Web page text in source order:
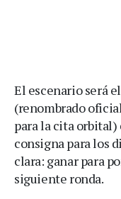
El escenario será
(renombrado
para la cita
consigna para los
clara: ganar para
siguiente ronda.